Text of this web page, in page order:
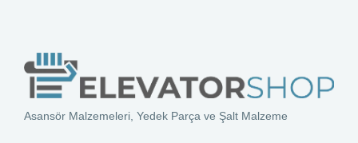
Asansör Malzemeleri, Yedek Parça ve Şalt Malzeme